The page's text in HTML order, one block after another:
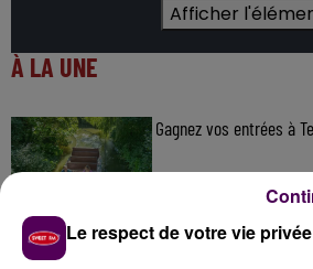
Afficher
À LA UNE
Gagnez vos entrées à
Inscrivez-vous au
Le respect de votre vie